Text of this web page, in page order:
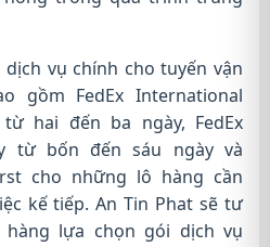
dịch vụ chính cho tuyến vận
gồm FedEx International
hai đến ba ngày, FedEx
từ bốn đến sáu ngày và
cho những lô hàng cần
kế tiếp. An Tin Phat sẽ tư
lựa chọn gói dịch vụ